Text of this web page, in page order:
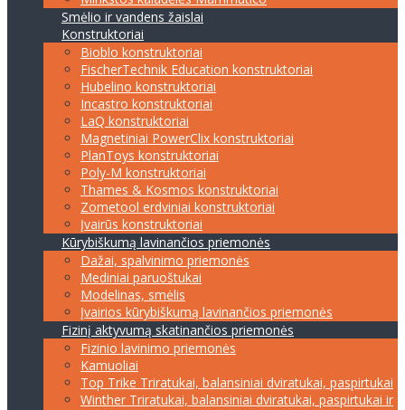
Smėlio ir vandens žaislai
Konstruktoriai
Bioblo konstruktoriai
FischerTechnik Education konstruktoriai
Hubelino konstruktoriai
Incastro konstruktoriai
LaQ konstruktoriai
Magnetiniai PowerClix konstruktoriai
PlanToys konstruktoriai
Poly-M konstruktoriai
Thames & Kosmos konstruktoriai
Zometool erdviniai konstruktoriai
Įvairūs konstruktoriai
Kūrybiškumą lavinančios priemonės
Dažai, spalvinimo priemonės
Mediniai paruoštukai
Modelinas, smėlis
Įvairios kūrybiškumą lavinančios priemonės
Fizinį aktyvumą skatinančios priemonės
Fizinio lavinimo priemonės
Kamuoliai
Top Trike Triratukai, balansiniai dviratukai, paspirtukai
Winther Triratukai, balansiniai dviratukai, paspirtukai ir